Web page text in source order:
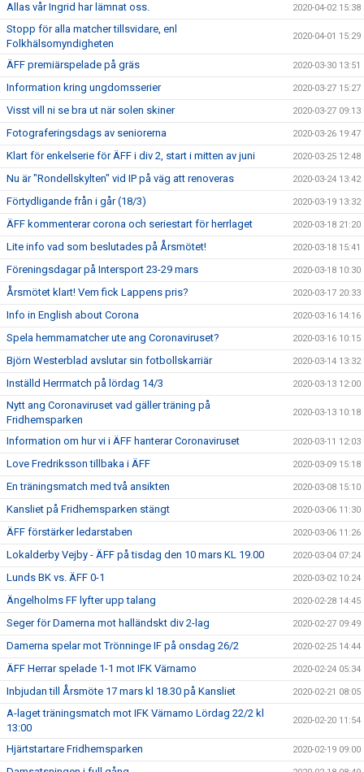
Allas vår Ingrid har lämnat oss. 2020-04-02 15:38
Stopp för alla matcher tillsvidare, enl
Folkhälsomyndigheten
2020-04-01 15:29
ÄFF premiärspelade på gräs 2020-03-30 13:51
Information kring ungdomsserier 2020-03-27 15:27
Visst vill ni se bra ut när solen skiner 2020-03-27 09:13
Fotograferingsdags av seniorerna 2020-03-26 19:47
Klart för enkelserie för ÄFF i div 2, start i mitten av juni 2020-03-25 12:48
Nu är "Rondellskylten" vid IP på väg att renoveras 2020-03-24 13:42
Förtydligande från i går (18/3) 2020-03-19 13:32
ÄFF kommenterar corona och seriestart för herrlaget 2020-03-18 21:20
Lite info vad som beslutades på Årsmötet! 2020-03-18 15:41
Föreningsdagar på Intersport 23-29 mars 2020-03-18 10:30
Årsmötet klart! Vem fick Lappens pris? 2020-03-17 20:33
Info in English about Corona 2020-03-16 14:16
Spela hemmamatcher ute ang Coronaviruset? 2020-03-16 10:15
Björn Westerblad avslutar sin fotbollskarriär 2020-03-14 13:32
Inställd Herrmatch på lördag 14/3 2020-03-13 12:00
Nytt ang Coronaviruset vad gäller träning på
Fridhemsparken
2020-03-13 10:18
Information om hur vi i ÄFF hanterar Coronaviruset 2020-03-11 12:03
Love Fredriksson tillbaka i ÄFF 2020-03-09 15:18
En träningsmatch med två ansikten 2020-03-08 15:10
Kansliet på Fridhemsparken stängt 2020-03-06 11:30
ÄFF förstärker ledarstaben 2020-03-06 11:26
Lokalderby Vejby - ÄFF på tisdag den 10 mars KL 19.00 2020-03-04 07:24
Lunds BK vs. ÄFF 0-1 2020-03-02 10:24
Ängelholms FF lyfter upp talang 2020-02-28 14:45
Seger för Damerna mot halländskt div 2-lag 2020-02-27 09:49
Damerna spelar mot Trönninge IF på onsdag 26/2 2020-02-25 14:44
ÄFF Herrar spelade 1-1 mot IFK Värnamo 2020-02-24 05:34
Inbjudan till Årsmöte 17 mars kl 18.30 på Kansliet 2020-02-21 08:05
A-laget träningsmatch mot IFK Värnamo Lördag 22/2 kl
13:00
2020-02-20 11:54
Hjärtstartare Fridhemsparken 2020-02-19 09:00